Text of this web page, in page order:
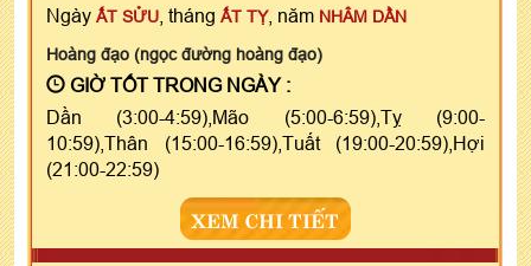
Ngày ẤT SỬU , tháng ẤT TỴ, năm NHÂM DẦN
Hoàng đạo (ngọc đường hoàng đạo)
GIỜ TỐT TRONG NGÀY :
Dần (3:00-4:59),Mão (5:00-6:59),Tỵ (9:00-
10:59),Thân (15:00-16:59),Tuất (19:00-20:59),Hợi
(21:00-22:59)
XEM CHI TIẾT